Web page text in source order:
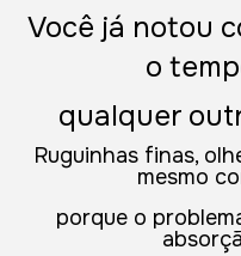
Você já notou
o
qualquer
Ruguinhas finas,
mesmo
porque o